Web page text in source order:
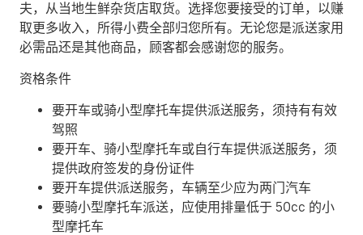
夫，从当地生鲜杂货店取货。选择您要接受的订单，以赚
取更多收入，所得小费全部归您所有。无论您是派送家用
必需品还是其他商品，顾客都会感谢您的服务。
资格条件
要开车或骑小型摩托车提供派送服务，须持有有效
驾照
要开车、骑小型摩托车或自行车提供派送服务，须
提供政府签发的身份证件
要开车提供派送服务，车辆至少应为两门汽车
要骑小型摩托车派送，应使用排量低于 50cc 的小
型摩托车